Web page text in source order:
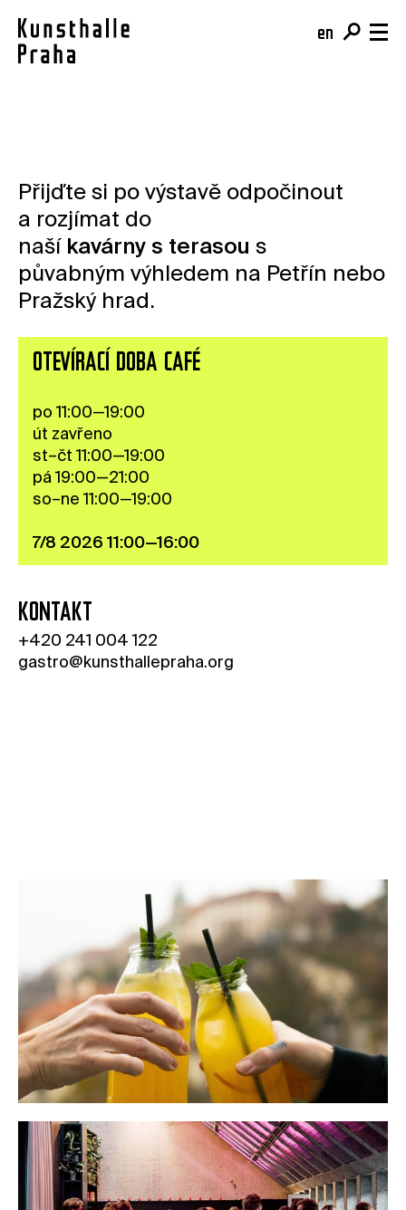
en
Kupte si vstupenku
Café
Výstavy
Akce
Kurzy
Pro školy
Pro firmy
O nás
Tým a mise
Budova
Online sbírka
Publikace
Shop
Členství
Darujte
Kontakt
Novinky
Pro média
Volné pozice
Přijďte si po výstavě odpočinout
a rozjímat do
naší kavárny s terasou s
půvabným výhledem na Petřín nebo
Pražský hrad.
OTEVÍRACÍ DOBA CAFÉ
po 11:00—19:00
út zavřeno
st–čt 11:00—19:00
pá 19:00—21:00
so–ne 11:00—19:00
7/8 2026 11:00—16:00
KONTAKT
+420 241 004 122
gastro@kunsthallepraha.org